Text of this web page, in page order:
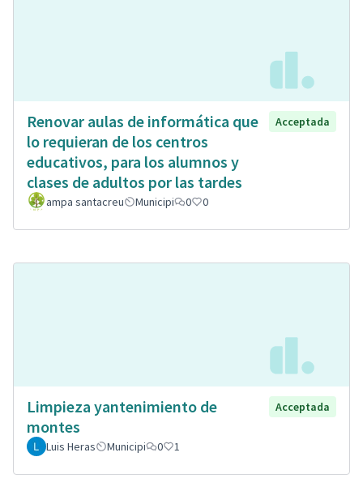
Renovar aulas de informática que
lo requieran de los centros
educativos, para los alumnos y
clases de adultos por las tardes
Acceptada
ampa santacreu Municipi 0 0
Limpieza yantenimiento de
montes
Acceptada
Luis Heras Municipi 0 1